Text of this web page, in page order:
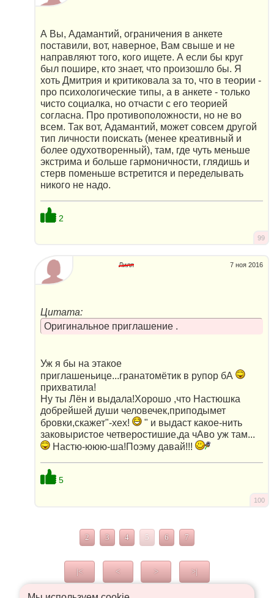
А Вы, Адамантий, ограничения в анкете
поставили, вот, наверное, Вам свыше и не
направляют того, кого ищете. А если бы круг
был пошире, кто знает, что произошло бы. Я
хоть Дмитрия и критиковала за то, что в теории -
про психологические типы, а в анкете - только
чисто социалка, но отчасти с его теорией
согласна. Про противоположности, но не во
всем. Так вот, Адамантий, может совсем другой
тип личности поискать (менее креативный и
более одухотворенный), там, где чуть меньше
экстрима и больше гармоничности, глядишь и
стерв поменьше встретится и переделывать
никого не надо.
2
99
7 ноя 2016
Лиля
Цитата:
Оригинальное приглашение .
Уж я бы на этакое
приглашеньице...гранатомётик в рупор бА
прихватила!
Ну ты Лён и выдала!Хорошо ,что Настюшка
добрейшей души человечек,приподымет
бровки,скажет"-хех!
" и выдаст какое-нить
заковыристое четверостишие,да чАво уж там...
Настю-ююю-ша!Поэму давай!!!
5
100
2 3 4 5 6 7
|< < > >|